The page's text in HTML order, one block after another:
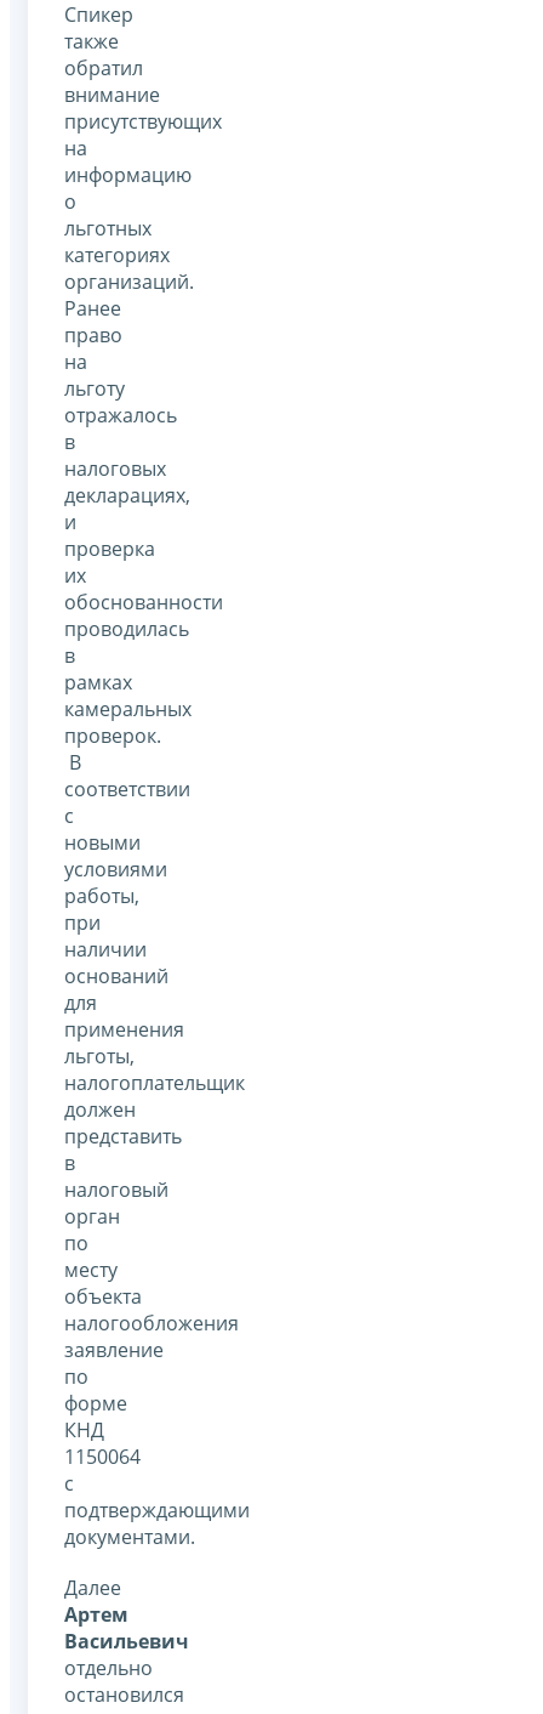
Спикер
также
обратил
внимание
присутствующих
на
информацию
о
льготных
категориях
организаций.
Ранее
право
на
льготу
отражалось
в
налоговых
декларациях,
и
проверка
их
обоснованности
проводилась
в
рамках
камеральных
проверок.
В
соответствии
с
новыми
условиями
работы,
при
наличии
оснований
для
применения
льготы,
налогоплательщик
должен
представить
в
налоговый
орган
по
месту
объекта
налогообложения
заявление
по
форме
КНД
1150064
с
подтверждающими
документами.
Далее
Артем
Васильевич
отдельно
остановился